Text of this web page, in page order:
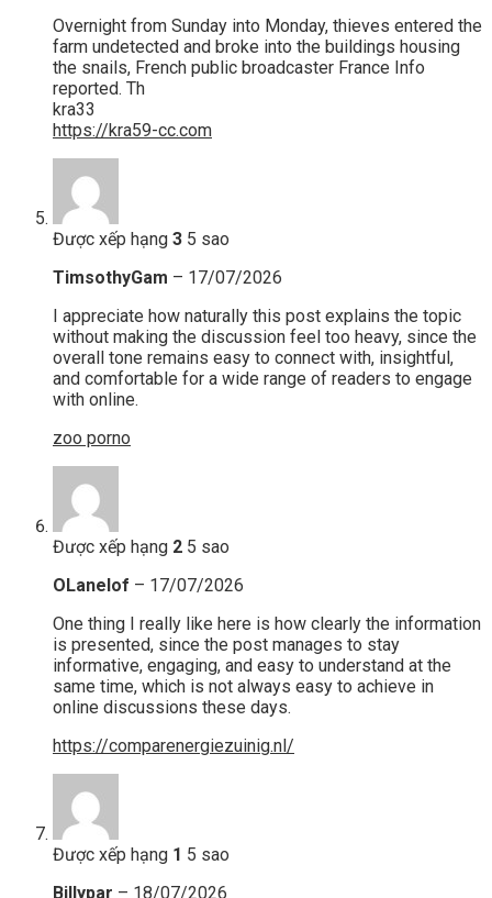
Overnight from Sunday into Monday, thieves entered the
farm undetected and broke into the buildings housing
the snails, French public broadcaster France Info
reported. Th
kra33
https://kra59-cc.com
Được xếp hạng 3 5 sao
TimsothyGam – 17/07/2026
I appreciate how naturally this post explains the topic
without making the discussion feel too heavy, since the
overall tone remains easy to connect with, insightful,
and comfortable for a wide range of readers to engage
with online.
zoo porno
Được xếp hạng 2 5 sao
OLanelof – 17/07/2026
One thing I really like here is how clearly the information
is presented, since the post manages to stay
informative, engaging, and easy to understand at the
same time, which is not always easy to achieve in
online discussions these days.
https://comparenergiezuinig.nl/
Được xếp hạng 1 5 sao
Billypar – 18/07/2026